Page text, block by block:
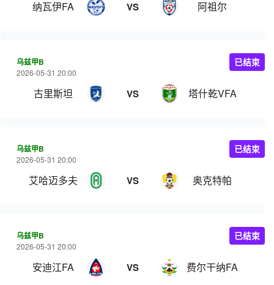
纳瓦伊FA VS 阿祖尔
乌兹甲B
2026-05-31 20:00
古里斯坦 VS 塔什乾VFA
已结束
乌兹甲B
2026-05-31 20:00
艾哈迈多夫 VS 奥克特帕
已结束
乌兹甲B
2026-05-31 20:00
安迪江FA VS 费尔干纳FA
已结束